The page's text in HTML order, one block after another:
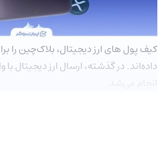
کیف پول های ارز دیجیتال، بلاک‌چین را
داده‌اند. در گذشته، ارسال ارز دیجیتال با
انجام می‌شد.